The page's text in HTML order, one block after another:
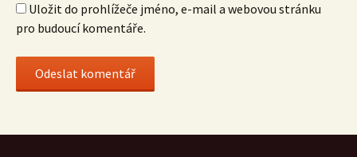
Uložit do prohlížeče jméno, e-mail a webovou stránku
pro budoucí komentáře.